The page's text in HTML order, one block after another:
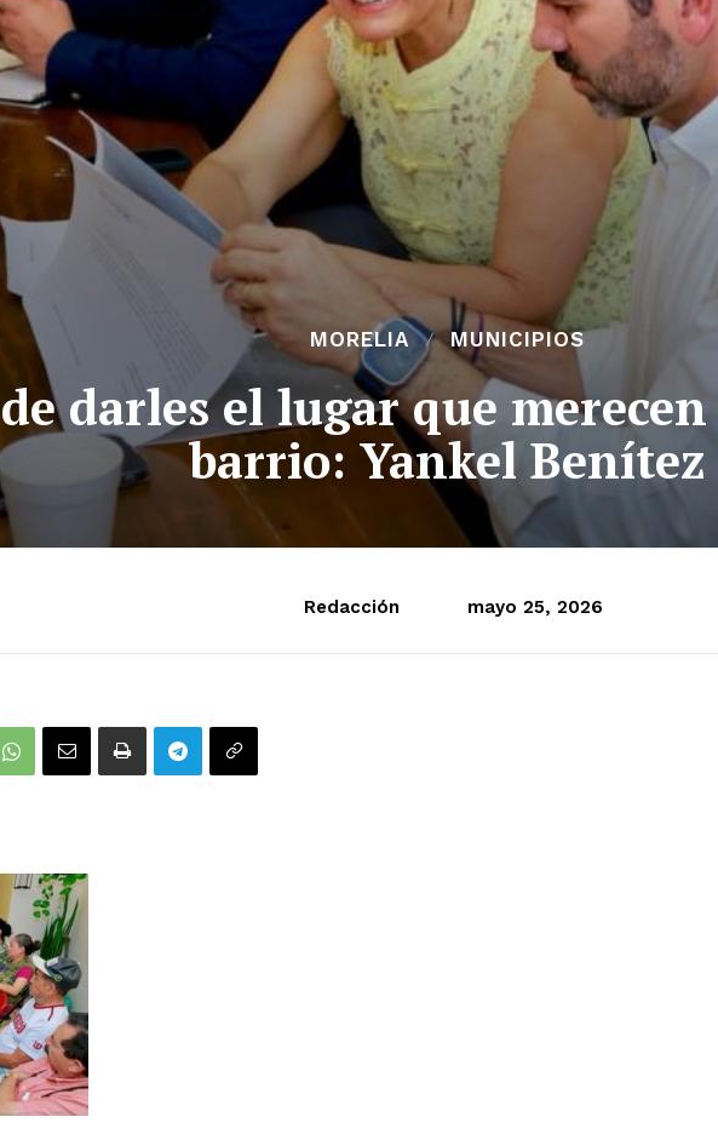
MORELIA MUNICIPIOS
darles el lugar que
barrio: Yankel Benítez
Redacción mayo 25, 2026